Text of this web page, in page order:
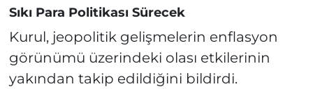
Sıkı Para Politikası Sürecek
Kurul, jeopolitik gelişmelerin enflasyon
görünümü üzerindeki olası etkilerinin
yakından takip edildiğini bildirdi.